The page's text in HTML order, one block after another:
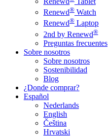
Renewd® Watch
Renewd® Laptop
2nd by Renewd®
Preguntas frecuentes
Sobre nosotros
Sobre nosotros
Sostenibilidad
Blog
¿Donde comprar?
Español
Nederlands
English
Čeština
Hrvatski